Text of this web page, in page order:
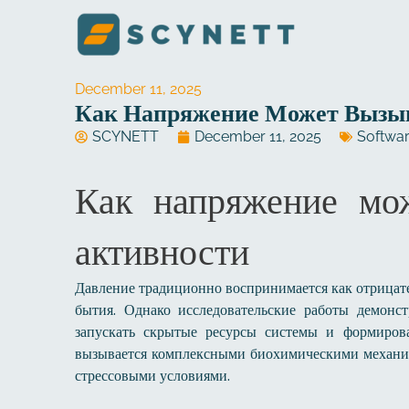
December 11, 2025
Как Напряжение Может
SCYNETT December 11, 2025
Как напряжение
активности
Давление традиционно воспринимается как
бытия. Однако исследовательские работы
запускать скрытые ресурсы системы и
вызывается комплексными биохимическими
стрессовыми условиями.